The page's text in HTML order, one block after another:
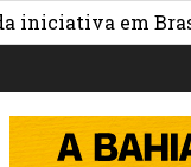
em Brasília »